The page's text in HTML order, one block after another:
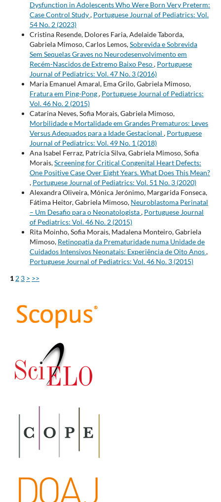
Dysfunction in Adolescents Who Were Born Very Preterm:
Case Control Study, Portuguese Journal of Pediatrics: Vol.
54 No. 2 (2023)
Cristina Resende, Dolores Faria, Adelaide Taborda,
Gabriela Mimoso, Carlos Lemos,Sobrevida e Sobrevida
Sem Sequelas Graves no Neurodesenvolvimento em
Recém-Nascidos de Extremo Baixo Peso, Portuguese
Journal of Pediatrics: Vol. 47 No. 3 (2016)
Maria Emanuel Amaral, Ema Grilo, Gabriela Mimoso,
Fratura em Ping-Pong, Portuguese Journal of Pediatrics:
Vol. 46 No. 2 (2015)
Catarina Neves, Sofia Morais, Gabriela Mimoso,
Morbilidade e Mortalidade em Grandes Prematuros: Leves
Versus Adequados para a Idade Gestacional , Portuguese
Journal of Pediatrics: Vol. 49 No. 1 (2018)
Ana Isabel Ferraz, Patrícia Silva, Gabriela Mimoso, Sofia
Morais,Screening for Critical Congenital Heart Defects:
One Positive Case Over Eight Years. What Does This Mean?
, Portuguese Journal of Pediatrics: Vol. 51 No. 3 (2020)
Alexandra Oliveira, Mónica Jerónimo, Margarida Fonseca,
Fátima Heitor, Gabriela Mimoso, Neuroblastoma Perinatal
– Um Desafio para o Neonatologista, Portuguese Journal
of Pediatrics: Vol. 46 No. 2 (2015)
Rita Moinho, Sofia Morais, Madalena Monteiro, Gabriela
Mimoso, Retinopatia da Prematuridade numa Unidade de
Cuidados Intensivos Neonatais: Experiência de Oito Anos,
Portuguese Journal of Pediatrics: Vol. 46 No. 3 (2015)
1 2 3 > >>